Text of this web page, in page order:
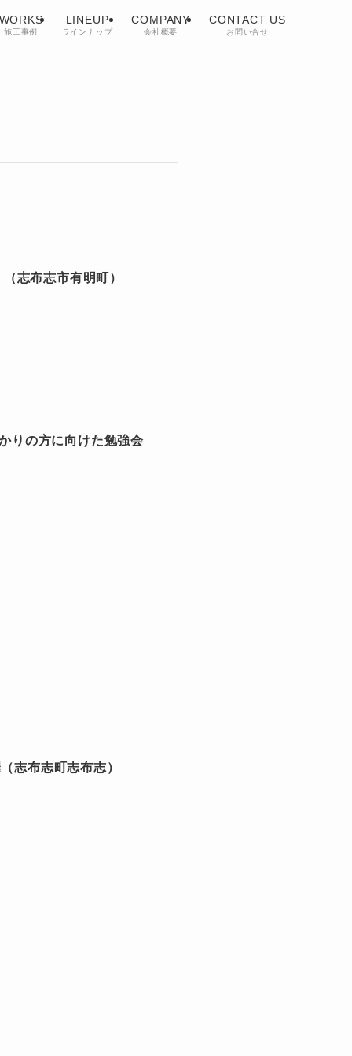
施工事例
LINEUP
ラインナップ
COMPANY
会社概要
CONTACT US
お問い合せ
志布志市有明町）
りの方に向けた勉強会
志布志町志布志）